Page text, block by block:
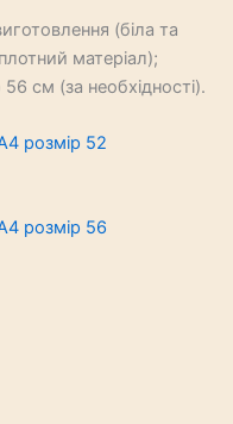
(біла та
матеріал);
см (за необхідності).
розмір 52
розмір 56